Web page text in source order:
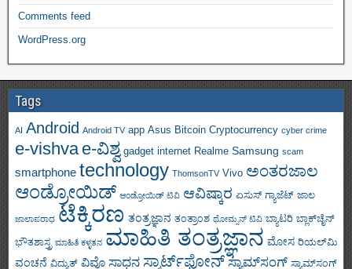
Comments feed
WordPress.org
Tags
AI Android Android TV app Asus Bitcoin Cryptocurrency cyber crime
e-vishva e-ವಿಶ್ವ gadget internet Realme Samsung scam
smartphone technology ThomsonTV Vivo ಅಂತರಜಾಲ
ಆಂಡ್ರೋಯಿಡ್ ಆಂಡ್ರೋಯಿಡ್ ಟಿವಿ ಆವಿಷ್ಕಾರ ಏಸುಸ್ ಗ್ಯಾಜೆಟ್ ಜಾಲ
ಜಾಲಾಪರಾಧ ಟೆಕ್ಕಿರಣ ತಂತ್ರಜ್ಞಾನ ತಂತ್ರಾಂಶ ಥೋಮ್ಸನ್ ಟಿವಿ ಬ್ಯಾಟರಿ ಬ್ಲಾಕ್‌ಚೈನ್
ಭೌತಶಾಸ್ತ್ರ ಮಾಹಿತಿ ಕಳ್ಳತನ ಮಾಹಿತಿ ತಂತ್ರಜ್ಞಾನ ಮೋಸ ರಿಯಲ್‌ಮಿ
ವಂಚನೆ ವಿದ್ಯುತ್ ವಿವೊ ಸಾಧನ ಸ್ಮಾರ್ಟ್‌ಫೋನ್ ಸ್ಯಾಮ್‌ಸಂಗ್ ಸ್ಯಾಮ್‌ಸಂಗ್